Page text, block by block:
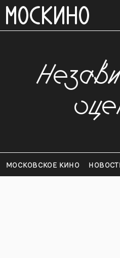
МОСКОВСКОЕ КИНО